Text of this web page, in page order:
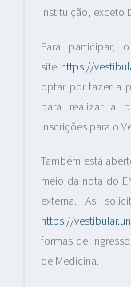
instituição, exceto
Para participar,
site https://
optar por fazer a
para realizar a
inscrições para o
Também está
meio da nota do
externa. As
https://
formas de
de Medicina.